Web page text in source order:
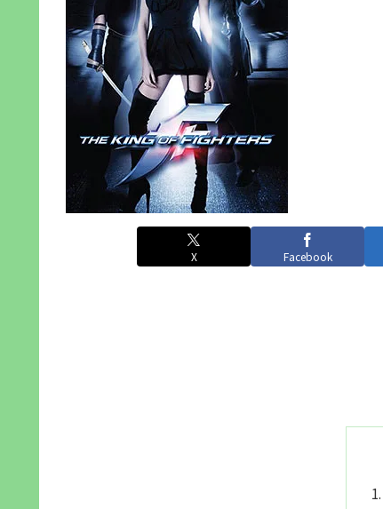
X Facebook